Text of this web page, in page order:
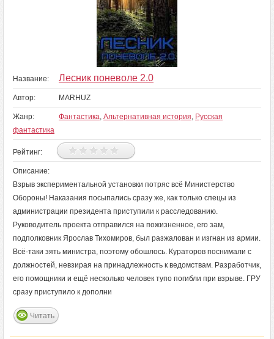
Название: Лесник поневоле 2.0
Автор: MARHUZ
Жанр: Фантастика, Альтернативная история, Русская
фантастика
Рейтинг:
Описание:
Взрыв экспериментальной установки потряс всё Министерство
Обороны! Наказания посыпались сразу же, как только спецы из
администрации президента приступили к расследованию.
Руководитель проекта отправился на пожизненное, его зам,
подполковник Ярослав Тихомиров, был разжалован и изгнан из армии.
Всё-таки зять министра, поэтому обошлось. Кураторов поснимали с
должностей, невзирая на принадлежность к ведомствам. Разработчик,
его помощники и ещё несколько человек тупо погибли при взрыве. ГРУ
сразу приступило к дополни
Читать